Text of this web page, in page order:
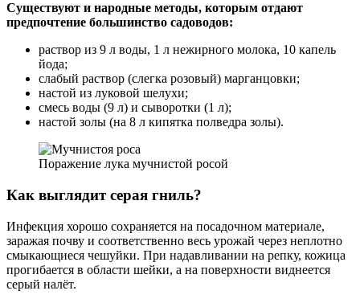
Существуют и народные методы, которым отдают
предпочтение большинство садоводов:
раствор из 9 л воды, 1 л нежирного молока, 10 капель
йода;
слабый раствор (слегка розовый) марганцовки;
настой из луковой шелухи;
смесь воды (9 л) и сыворотки (1 л);
настой золы (на 8 л кипятка полведра золы).
Поражение лука мучнистой росой
Как выглядит серая гниль?
Инфекция хорошо сохраняется на посадочном материале,
заражая почву и соответственно весь урожай через неплотно
смыкающиеся чешуйки. При надавливании на репку, кожица
прогибается в области шейки, а на поверхности виднеется
серый налёт.